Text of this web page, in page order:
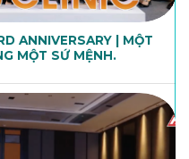
ANNIVERSARY | MỘT
MỘT SỨ MỆNH.